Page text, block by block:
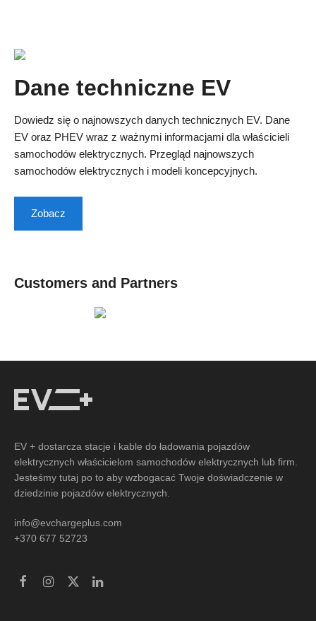
Dane techniczne EV
Dowiedz się o najnowszych danych technicznych EV. Dane
EV oraz PHEV wraz z ważnymi informacjami dla właścicieli
samochodów elektrycznych. Przegląd najnowszych
samochodów elektrycznych i modeli koncepcyjnych.
Zobacz
Customers and Partners
EV + dostarcza stacje i kable do ładowania pojazdów
elektrycznych właścicielom samochodów elektrycznych lub firm.
Jesteśmy tutaj po to aby wzbogacać Twoje doświadczenie w
dziedzinie pojazdów elektrycznych.
info@evchargeplus.com
+370 677 52723